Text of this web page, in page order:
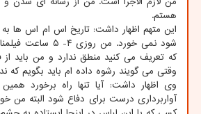
هستم.
این متهم اظهار داشت: تاریخ اس ام اس ها
شود نمی خورد. من
که تعریف می کنید منطق ندارد و من باید از
وقتی می گویند رشوه داده ام باید بگویم که
وی اظهار داشت: آیا تنها راه برخورد
آواربرداری درست برای دفاع شود البته من